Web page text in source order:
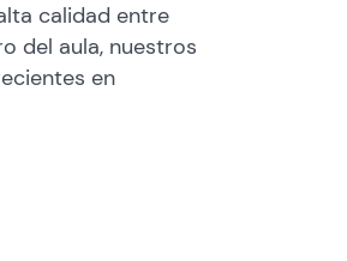
calidad entre
del aula, nuestros
en